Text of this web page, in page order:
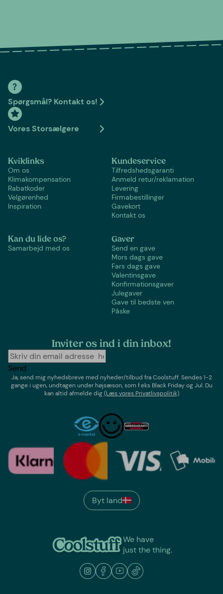
Spørgsmål? Kontakt os!
Vores Storsælgere
Kviklinks
Om os
Klimakompensation
Rabatkoder
Velgørenhed
Inspiration
Kundeservice
Tilfredshedsgaranti
Anmeld retur/reklamation
Levering
Firmabestillinger
Gavekort
Kontakt os
Kan du lide os?
Samarbejd med os
Gaver
Send en gave
Mors dags gave
Fars dags gave
Valentinsgave
Konfirmationsgaver
Julegaver
Gave til bedste ven
Påske
Inviter os ind i din inbox!
Send
Ja, send mig nyhedsbreve med nyheder/tilbud fraCoolstuff. Sendes 1-2
gange i ugen,undtagen under højsæson, som f.eks Black Friday og Jul. Du
kan altid afmelde dig(Læs vores Privatlivspolitik)
We have
just the thing.
Byt land